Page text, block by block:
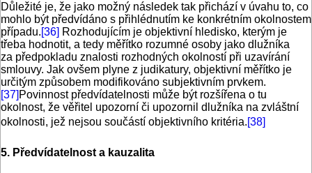
Důležité je, že jako možný následek tak přichází v úvahu to, co
mohlo být předvídáno s přihlédnutím ke konkrétním okolnostem
případu.[36] Rozhodujícím je objektivní hledisko, kterým je
třeba hodnotit, a tedy měřítko rozumné osoby jako dlužníka
za předpokladu znalosti rozhodných okolností při uzavírání
smlouvy. Jak ovšem plyne z judikatury, objektivní měřítko je
určitým způsobem modifikováno subjektivním prvkem.
[37] Povinnost předvídatelnosti může být rozšířena o tu
okolnost, že věřitel upozorní či upozornil dlužníka na zvláštní
okolnosti, jež nejsou součástí objektivního kritéria.[38]
5. Předvídatelnost a kauzalita